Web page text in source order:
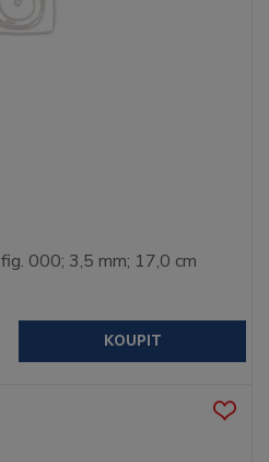
000; 3,5 mm; 17,0 cm
KOUPIT